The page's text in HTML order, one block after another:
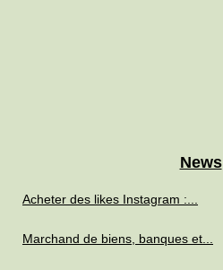
News
Acheter des likes Instagram :...
Marchand de biens, banques et...